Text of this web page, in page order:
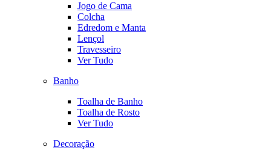
Jogo de Cama
Colcha
Edredom e Manta
Lençol
Travesseiro
Ver Tudo
Banho
Toalha de Banho
Toalha de Rosto
Ver Tudo
Decoração